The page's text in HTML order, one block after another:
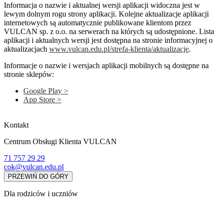
Informacja o nazwie i aktualnej wersji aplikacji widoczna jest w
lewym dolnym rogu strony aplikacji. Kolejne aktualizacje aplikacji
internetowych są automatycznie publikowane klientom przez
VULCAN sp. z o.o. na serwerach na których są udostępnione. Lista
aplikacji i aktualnych wersji jest dostępna na stronie informacyjnej o
aktualizacjach www.vulcan.edu.pl/strefa-klienta/aktualizacje.
Informacje o nazwie i wersjach aplikacji mobilnych są dostępne na
stronie sklepów:
Google Play >
App Store >
Kontakt
Centrum Obsługi Klienta VULCAN
71 757 29 29
cok@vulcan.edu.pl
PRZEWIŃ DO GÓRY
Dla rodziców i uczniów